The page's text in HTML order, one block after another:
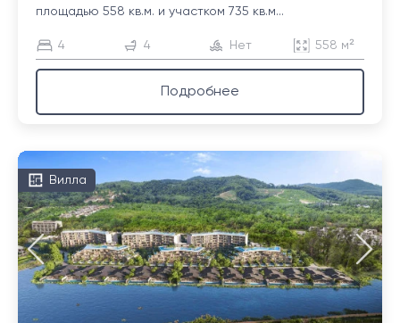
площадью 558 кв.м. и участком 735 кв.м...
4 4 Нет 558 м²
Подробнее
Вилла